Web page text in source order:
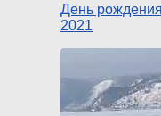
День
2021